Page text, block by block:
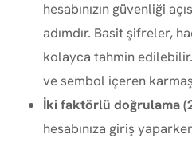
hesabınızın güvenliği
adımdır. Basit şifreler,
kolayca tahmin
ve sembol içeren
İki faktörlü doğrulama
hesabınıza giriş